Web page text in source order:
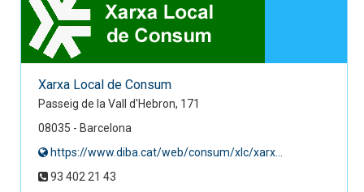
Xarxa Local de Consum
Passeig de la Vall d'Hebron, 171
08035 - Barcelona
https://www.diba.cat/web/consum/xlc/xarx...
93 402 21 43